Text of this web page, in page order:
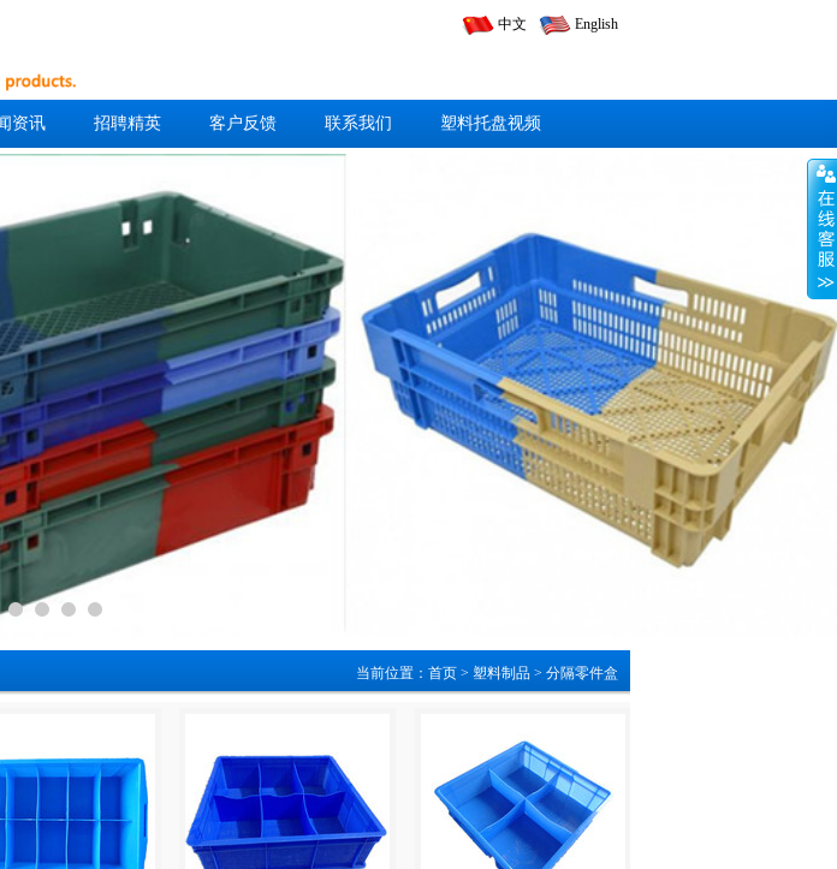
中文 English
资讯 招聘精英 客户反馈 联系我们 塑料托盘视频
当前位置： 首页 > 塑料制品 > 分隔零件盒